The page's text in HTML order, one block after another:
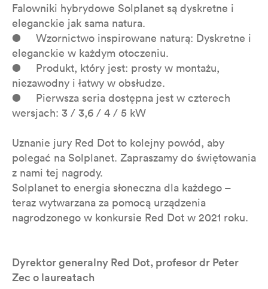
Falowniki hybrydowe Solplanet są dyskretne i
eleganckie jak sama natura.
● Wzornictwo inspirowane naturą: Dyskretne i
eleganckie w każdym otoczeniu.
● Produkt, który jest: prosty w montażu,
niezawodny i łatwy w obsłudze.
● Pierwsza seria dostępna jest w czterech
wersjach: 3 / 3,6 / 4 / 5 kW
Uznanie jury Red Dot to kolejny powód, aby
polegać na Solplanet. Zapraszamy do świętowania
z nami tej nagrody.
Solplanet to energia słoneczna dla każdego –
teraz wytwarzana za pomocą urządzenia
nagrodzonego w konkursie Red Dot w 2021 roku.
Dyrektor generalny Red Dot, profesor dr Peter
Zec o laureatach